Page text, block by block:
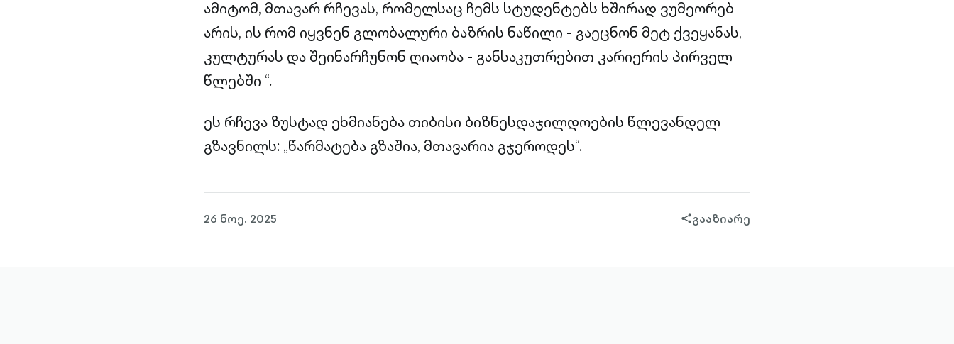
ამიტომ, მთავარ რჩევას, რომელსაც ჩემს სტუდენტებს ხშირად ვუმეორებ
არის, ის რომ იყვნენ გლობალური ბაზრის ნაწილი - გაეცნონ მეტ ქვეყანას,
კულტურას და შეინარჩუნონ ღიაობა - განსაკუთრებით კარიერის პირველ
წლებში “.
ეს რჩევა ზუსტად ეხმიანება თიბისი ბიზნესდაჯილდოების წლევანდელ
გზავნილს: „წარმატება გზაშია, მთავარია გჯეროდეს“.
26 ნოე. 2025
share-
გააზიარე